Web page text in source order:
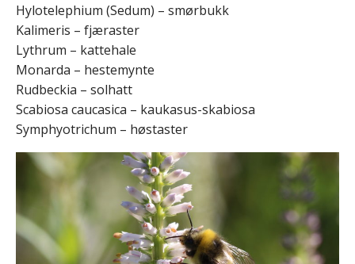
Hylotelephium (Sedum) – smørbukk
Kalimeris – fjæraster
Lythrum – kattehale
Monarda – hestemynte
Rudbeckia – solhatt
Scabiosa caucasica – kaukasus-skabiosa
Symphyotrichum – høstaster